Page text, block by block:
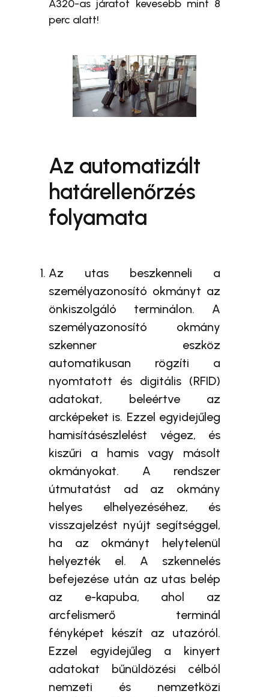
A320-as járatot kevesebb mint 8
perc alatt!
Az automatizált
határellenőrzés
folyamata
Az utas beszkenneli a
személyazonosító okmányt az
önkiszolgáló terminálon. A
személyazonosító okmány
szkenner eszköz
automatikusan rögzíti a
nyomtatott és digitális (RFID)
adatokat, beleértve az
arcképeket is. Ezzel egyidejűleg
hamisításészlelést végez, és
kiszűri a hamis vagy másolt
okmányokat. A rendszer
útmutatást ad az okmány
helyes elhelyezéséhez, és
visszajelzést nyújt segítséggel,
ha az okmányt helytelenül
helyezték el. A szkennelés
befejezése után az utas belép
az e-kapuba, ahol az
arcfelismerő terminál
fényképet készít az utazóról.
Ezzel egyidejűleg a kinyert
adatokat bűnüldözési célból
nemzeti és nemzetközi